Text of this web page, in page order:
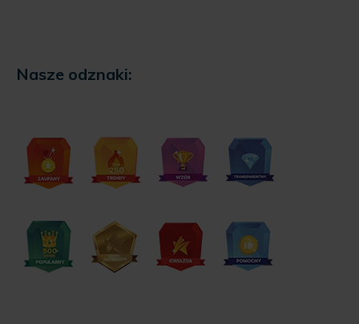
Nasze odznaki: